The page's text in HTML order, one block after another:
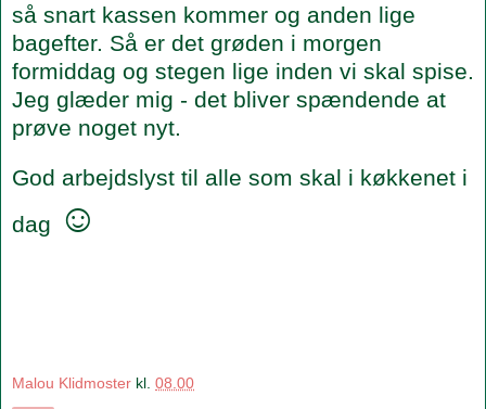
så snart kassen kommer og anden lige
bagefter. Så er det grøden i morgen
formiddag og stegen lige inden vi skal spise.
Jeg glæder mig - det bliver spændende at
prøve noget nyt.
God arbejdslyst til alle som skal i køkkenet i
dag
☺
Malou Klidmoster kl. 08.00